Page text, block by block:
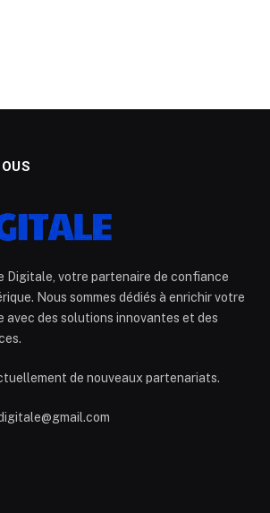
Digitale, votre partenaire de confiance
Nous sommes dédiés à enrichir votre
avec des solutions innovantes et des
de nouveaux partenariats.